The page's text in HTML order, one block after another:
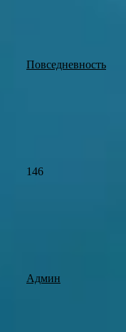
Повседневность
146
Админ